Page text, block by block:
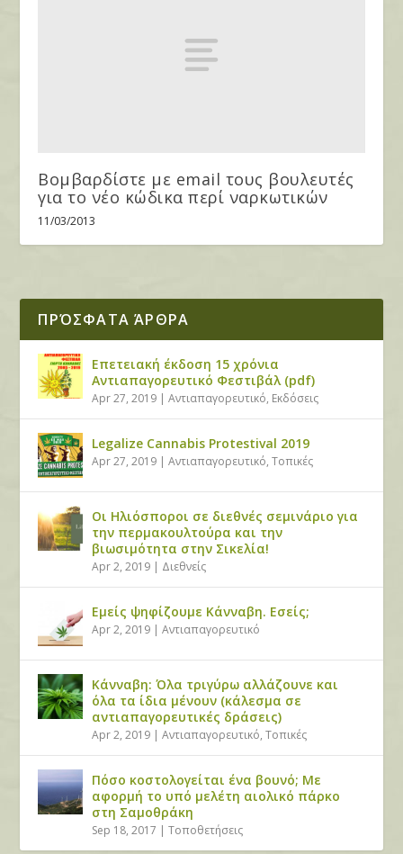
Βομβαρδίστε με email τους βουλευτές
για το νέο κώδικα περί ναρκωτικών
11/03/2013
ΠΡΌΣΦΑΤΑ ΆΡΘΡΑ
Επετειακή έκδοση 15 χρόνια
Αντιαπαγορευτικό Φεστιβάλ (pdf)
Apr 27, 2019 |Αντιαπαγορευτικό, Εκδόσεις
Legalize Cannabis Protestival 2019
Apr 27, 2019 |Αντιαπαγορευτικό,Τοπικές
Οι Ηλιόσποροι σε διεθνές σεμινάριο για
την περμακουλτούρα και την
βιωσιμότητα στην Σικελία!
Apr 2, 2019 | Διεθνείς
Εμείς ψηφίζουμε Κάνναβη. Εσείς;
Apr 2, 2019 |Αντιαπαγορευτικό
Κάνναβη: Όλα τριγύρω αλλάζουνε και
όλα τα ίδια μένουν (κάλεσμα σε
αντιαπαγορευτικές δράσεις)
Apr 2, 2019 |Αντιαπαγορευτικό,Τοπικές
Πόσο κοστολογείται ένα βουνό; Με
αφορμή το υπό μελέτη αιολικό πάρκο
στη Σαμοθράκη
Sep 18, 2017 |Τοποθετήσεις